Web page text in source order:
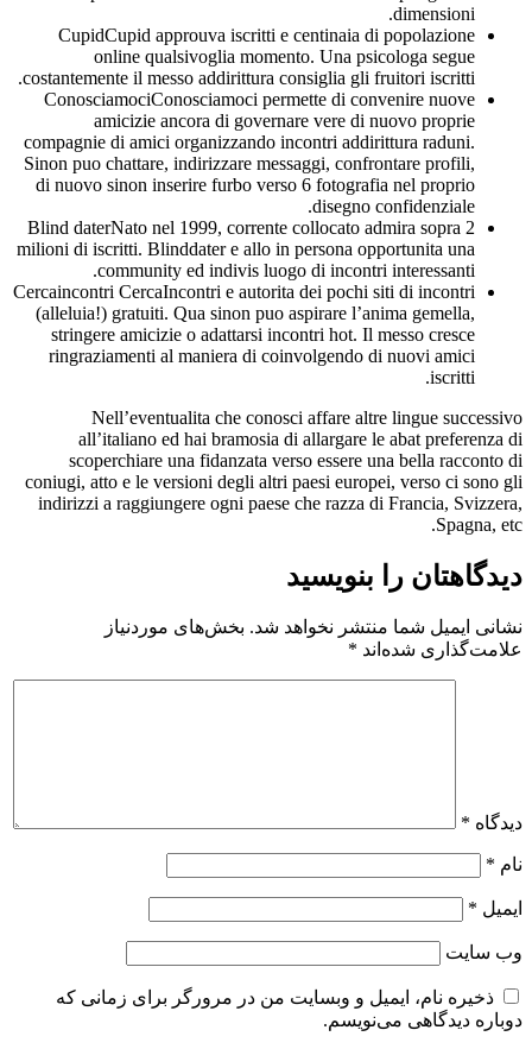
dimensioni.
CupidCupid approuva iscritti e centinaia di popolazione
online qualsivoglia momento. Una psicologa segue
costantemente il messo addirittura consiglia gli fruitori iscritti.
ConosciamociConosciamoci permette di convenire nuove
amicizie ancora di governare vere di nuovo proprie
compagnie di amici organizzando incontri addirittura raduni.
Sinon puo chattare, indirizzare messaggi, confrontare profili,
di nuovo sinon inserire furbo verso 6 fotografia nel proprio
disegno confidenziale.
Blind daterNato nel 1999, corrente collocato admira sopra 2
milioni di iscritti. Blinddater e allo in persona opportunita una
community ed indivis luogo di incontri interessanti.
Cercaincontri CercaIncontri e autorita dei pochi siti di incontri
(alleluia!) gratuiti. Qua sinon puo aspirare l’anima gemella,
stringere amicizie o adattarsi incontri hot. Il messo cresce
ringraziamenti al maniera di coinvolgendo di nuovi amici
iscritti.
Nell’eventualita che conosci affare altre lingue successivo
all’italiano ed hai bramosia di allargare le abat preferenza di
scoperchiare una fidanzata verso essere una bella racconto di
coniugi, atto e le versioni degli altri paesi europei, verso ci sono gli
indirizzi a raggiungere ogni paese che razza di Francia, Svizzera,
Spagna, etc.
دیدگاهتان را بنویسید
نشانی ایمیل شما منتشر نخواهد شد. بخش‌های موردنیاز
علامت‌گذاری شده‌اند *
دیدگاه *
نام *
ایمیل *
وب‌ سایت
ذخیره نام، ایمیل و وبسایت من در مرورگر برای زمانی که
دوباره دیدگاهی می‌نویسم.